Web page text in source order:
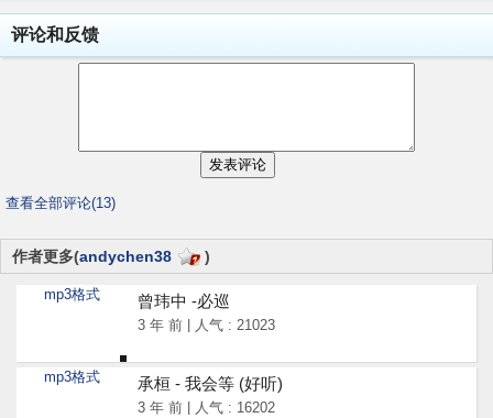
评论和反馈
查看全部评论(13)
作者更多(andychen38 )
mp3格式 曾玮中 -必巡
3 年 前 | 人气 : 21023
mp3格式 承桓 - 我会等 (好听)
3 年 前 | 人气 : 16202